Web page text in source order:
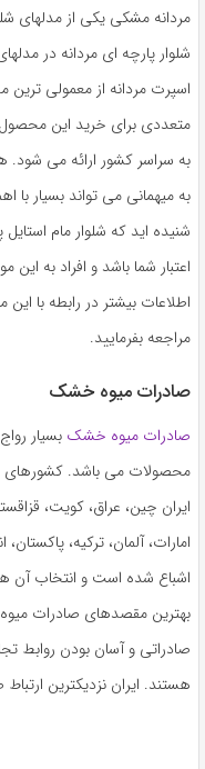
مردانه مشکی یکی از مدلهای
شلوار پارچه ای مردانه در
اسپرت مردانه از معمولی ترین
متعددی برای خرید این محصول
به سراسر کشور ارائه می
به میهمانی می تواند بسیار
شنیده اید که شلوار مام
اعتبار شما باشد و افراد به
اطلاعات بیشتر در رابطه با
مراجعه بفرمایید.
صادرات میوه خشک
صادرات میوه خشک بسیار
محصولات می باشد. کشورهای
ایران چین، عراق، کویت،
امارات، آلمان، ترکیه،
اشباع شده است و انتخاب آن
بهترین مقصدهای صادرات میوه
صادراتی و آسان بودن روابط
هستند. ایران نزدیکترین ارتباط